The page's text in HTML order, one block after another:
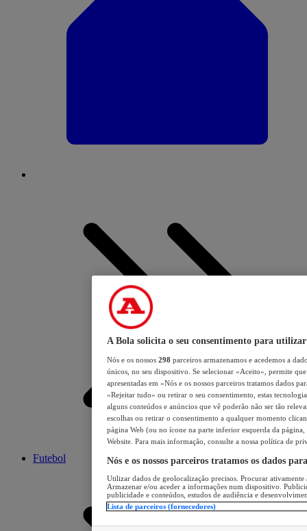
Futebol
A Bola solicita o seu consentimento para utilizar
Nós e os nossos 298 parceiros armazenamos e acedemos a
únicos, no seu dispositivo. Se selecionar «Aceito», permite
apresentadas em «Nós e os nossos parceiros tratamos dados
«Rejeitar tudo» ou retirar o seu consentimento, estas
alguns conteúdos e anúncios que vê poderão não ser tão
escolhas ou retirar o consentimento a qualquer momento
página Web (ou no ícone na parte inferior esquerda da página,
Website. Para mais informação, consulte a nossa política de
Nós e os nossos parceiros tratamos os dados
Utilizar dados de geolocalização precisos. Procurar
Armazenar e/ou aceder a informações num dispositivo.
publicidade e conteúdos, estudos de audiência e
Lista de parceiros (fornecedores)